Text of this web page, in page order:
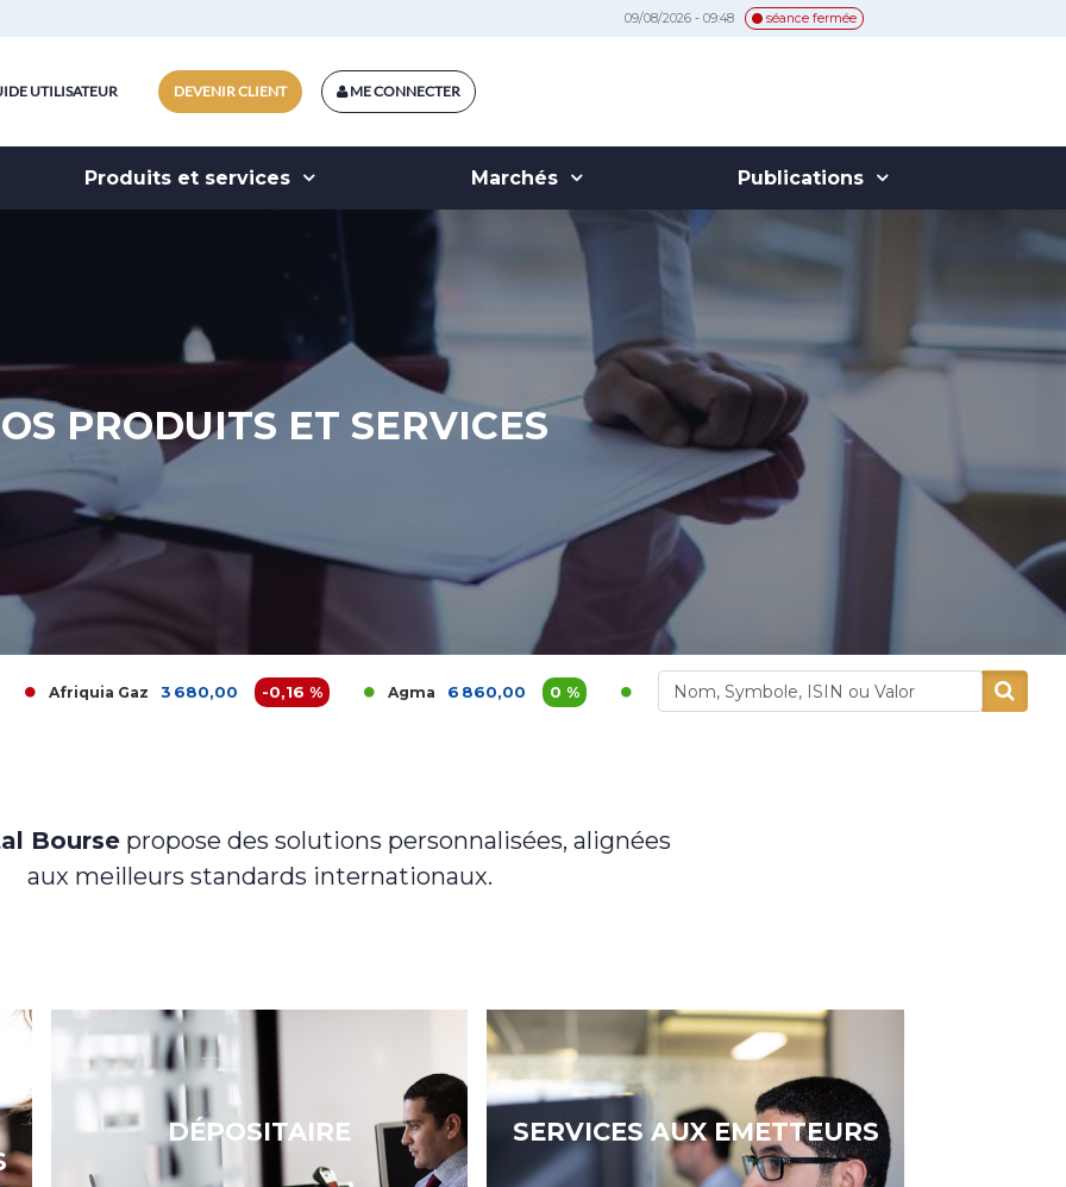
09/08/2026 - 09:48 séance fermée
ME CONNECTER
DEVENIR CLIENT
UTILISATEUR
Produits et services Marchés Publications
PRODUITS ET SERVICES
Gaz 3 680,00 -0,16 % Agma 6 860,00 0 % Akdital 1 200,00 3,9 % Alliances 5,26 %
Boursepropose des solutions personnalisées, alignées
aux meilleurs standards internationaux.
DÉPOSITAIRE SERVICES AUX EMETTEURS